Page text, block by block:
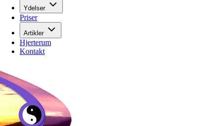
Ydelser
Priser
Artikler
Hjerterum
Kontakt